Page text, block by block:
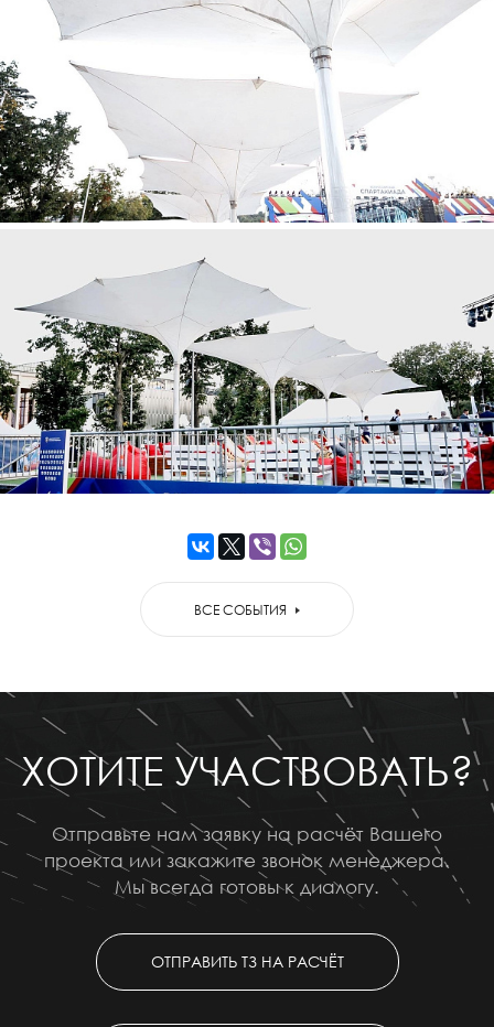
ВСЕ СОБЫТИЯ
ХОТИТЕ УЧАСТВОВАТЬ?
Отправьте нам заявку на расчёт Вашего
проекта или закажите звонок менеджера.
Мы всегда готовы к диалогу.
ОТПРАВИТЬ ТЗ НА РАСЧЁТ